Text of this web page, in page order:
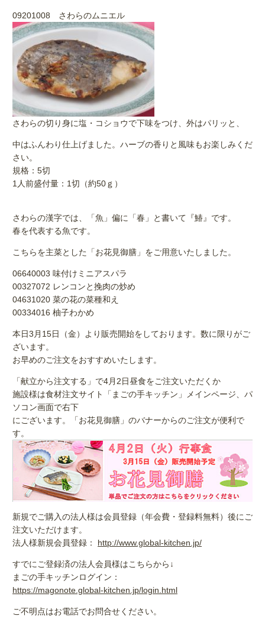
09201008 さわらのムニエル
さわらの切り身に塩・コショウで下味をつけ、外はパリッと、
中はふんわり仕上げました。ハーブの香りと風味もお楽しみくだ
さい。
規格：5切
1人前盛付量：1切（約50ｇ）
さわらの漢字では、「魚」偏に「春」と書いて『鰆』です。
春を代表する魚です。
こちらを主菜とした「お花見御膳」をご用意いたしました。
06640003 味付けミニアスパラ
00327072 レンコンと挽肉の炒め
04631020 菜の花の菜種和え
00334016 柚子わかめ
本日3月15日（金）より販売開始をしております。数に限りがご
ざいます。
お早めのご注文をおすすめいたします。
「献立から注文する」で4月2日昼食をご注文いただくか
施設様は食材注文サイト「まごの手キッチン」メインページ、パ
ソコン画面で右下
にございます。「お花見御膳」のバナーからのご注文が便利で
す。
新規でご購入の法人様は会員登録（年会費・登録料無料）後にご
注文いただけます。
法人様新規会員登録： http://www.global-kitchen.jp/
すでにご登録済の法人会員様はこちらから↓
まごの手キッチンログイン：
https://magonote.global-kitchen.jp/login.html
ご不明点はお電話でお問合せください。